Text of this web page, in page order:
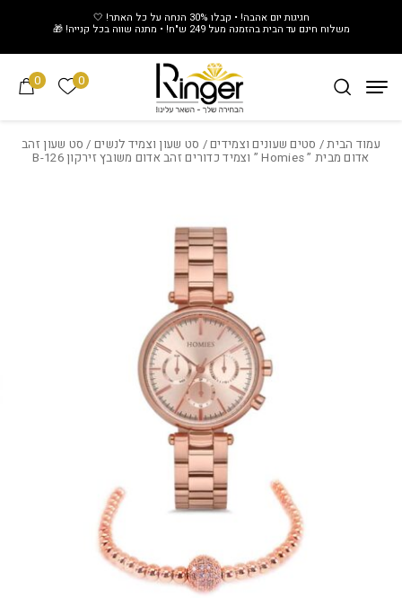
חגיגות יום אהבה! • קבלו 30% הנחה על כל האתר! 🤍
משלוח חינם עד הבית בהזמנה מעל 249 ש"ח! • מתנה שווה בכל קנייה! 🎁
0 0 הרשימה
עמוד הבית/ סטים שעונים וצמידים/ סט שעון וצמיד לנשים/ סט שעון זהב
אדום מבית ” Homies ” וצמיד כדורים זהב אדום משובץ זירקון B-126